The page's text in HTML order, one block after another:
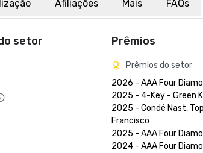
Afiliações Mais FAQs
setor Prêmios
Prêmios do setor
2026 - AAA Four
2025 - 4-Key - Green
2025 - Condé Nast,
Francisco
2025 - AAA Four
2024 - AAA Four